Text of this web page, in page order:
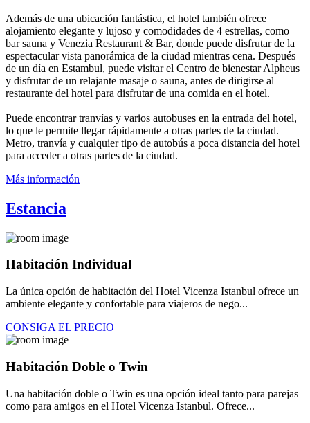
Además de una ubicación fantástica, el hotel también ofrece
alojamiento elegante y lujoso y comodidades de 4 estrellas, como
bar sauna y Venezia Restaurant & Bar, donde puede disfrutar de la
espectacular vista panorámica de la ciudad mientras cena. Después
de un día en Estambul, puede visitar el Centro de bienestar Alpheus
y disfrutar de un relajante masaje o sauna, antes de dirigirse al
restaurante del hotel para disfrutar de una comida en el hotel.
Puede encontrar tranvías y varios autobuses en la entrada del hotel,
lo que le permite llegar rápidamente a otras partes de la ciudad.
Metro, tranvía y cualquier tipo de autobús a poca distancia del hotel
para acceder a otras partes de la ciudad.
Más información
Estancia
Habitación Individual
La única opción de habitación del Hotel Vicenza Istanbul ofrece un
ambiente elegante y confortable para viajeros de nego...
CONSIGA EL PRECIO
Habitación Doble o Twin
Una habitación doble o Twin es una opción ideal tanto para parejas
como para amigos en el Hotel Vicenza Istanbul. Ofrece...